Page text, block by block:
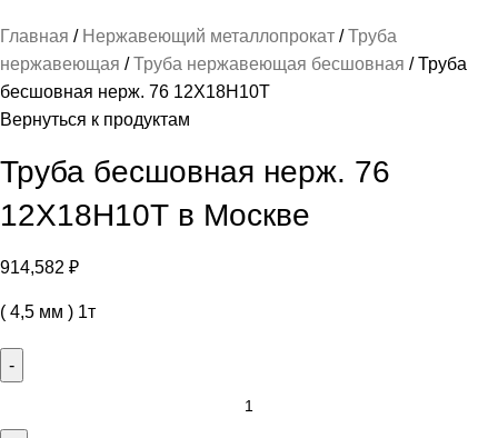
Главная Нержавеющий металлопрокат
Труба
нержавеющая
Труба нержавеющая бесшовная
Труба
бесшовная нерж. 76 12Х18Н10Т
Вернуться к продуктам
Труба бесшовная нерж. 76
12Х18Н10Т в Москве
914,582 ₽
( 4,5 мм ) 1т